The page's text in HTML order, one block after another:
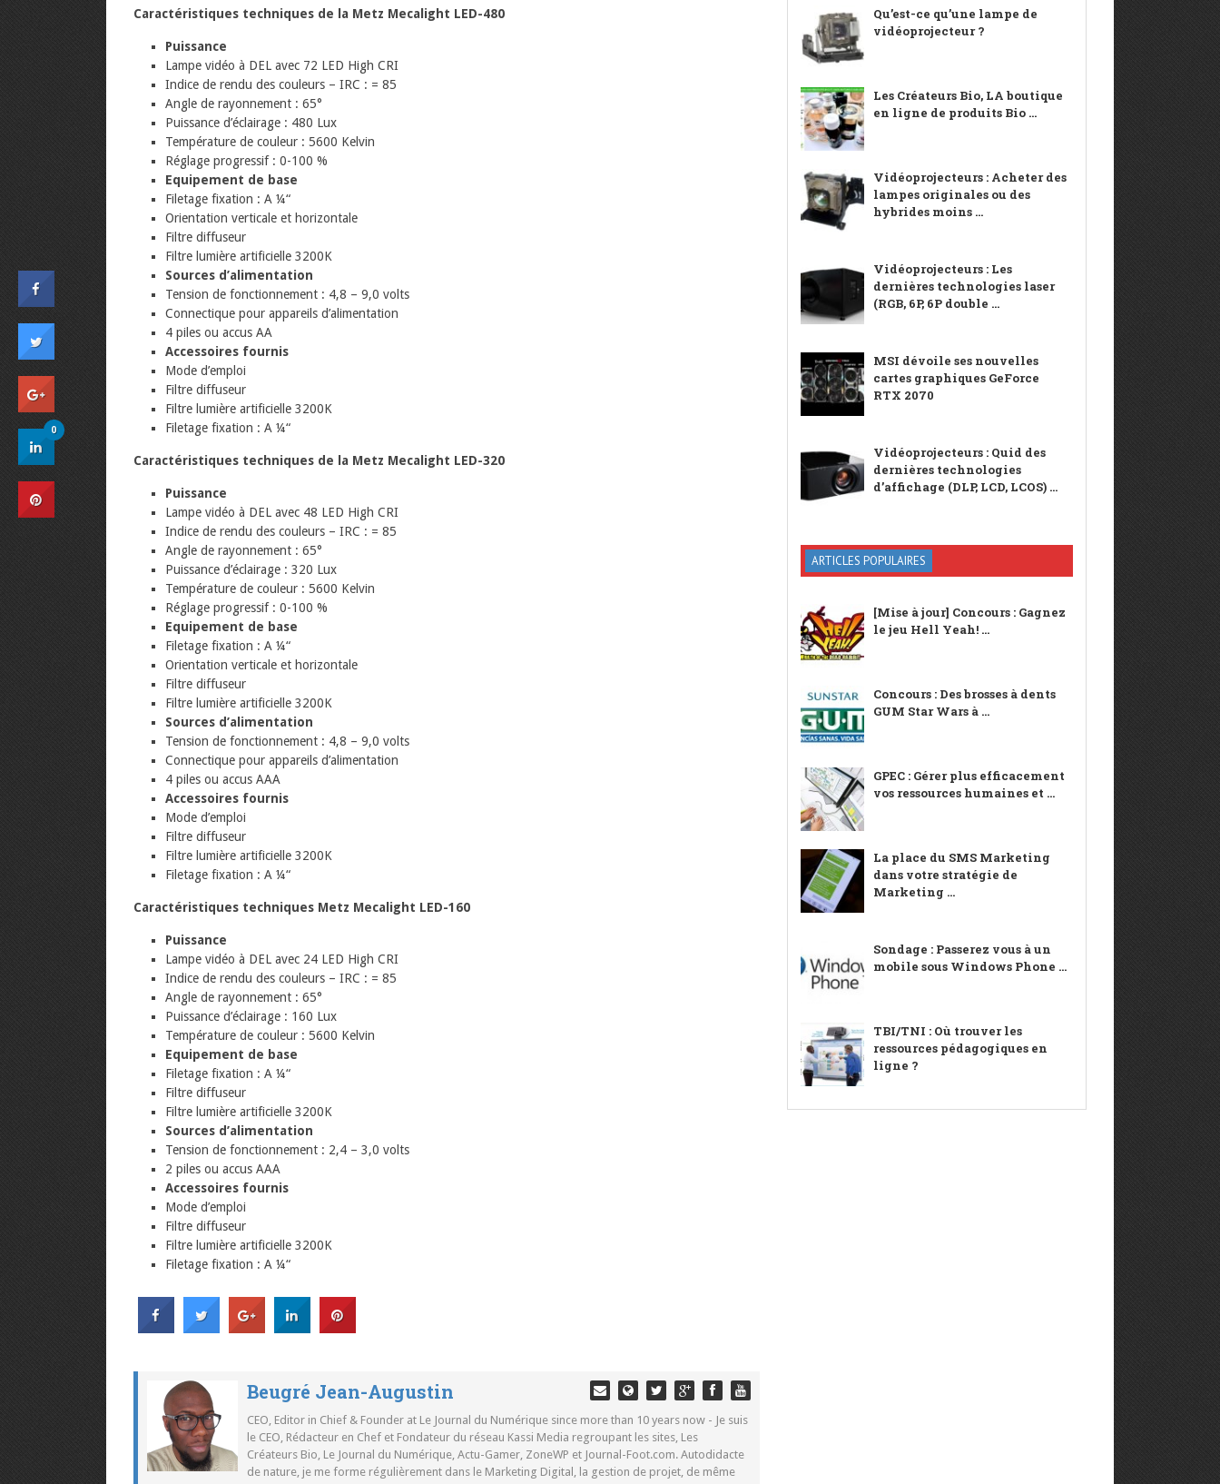
Caractéristiques techniques de la Metz Mecalight LED-480
Puissance
Lampe vidéo à DEL avec 72 LED High CRI
Indice de rendu des couleurs – IRC : = 85
Angle de rayonnement : 65°
Puissance d’éclairage : 480 Lux
Température de couleur : 5600 Kelvin
Réglage progressif : 0-100 %
Equipement de base
Filetage fixation : A ¼“
Orientation verticale et horizontale
Filtre diffuseur
Filtre lumière artificielle 3200K
Sources d’alimentation
Tension de fonctionnement : 4,8 – 9,0 volts
Connectique pour appareils d’alimentation
4 piles ou accus AA
Accessoires fournis
Mode d’emploi
Filtre diffuseur
Filtre lumière artificielle 3200K
Filetage fixation : A ¼“
Caractéristiques techniques de la Metz Mecalight LED-320
Puissance
Lampe vidéo à DEL avec 48 LED High CRI
Indice de rendu des couleurs – IRC : = 85
Angle de rayonnement : 65°
Puissance d’éclairage : 320 Lux
Température de couleur : 5600 Kelvin
Réglage progressif : 0-100 %
Equipement de base
Filetage fixation : A ¼“
Orientation verticale et horizontale
Filtre diffuseur
Filtre lumière artificielle 3200K
Sources d’alimentation
Tension de fonctionnement : 4,8 – 9,0 volts
Connectique pour appareils d’alimentation
4 piles ou accus AAA
Accessoires fournis
Mode d’emploi
Filtre diffuseur
Filtre lumière artificielle 3200K
Filetage fixation : A ¼“
Caractéristiques techniques Metz Mecalight LED-160
Puissance
Lampe vidéo à DEL avec 24 LED High CRI
Indice de rendu des couleurs – IRC : = 85
Angle de rayonnement : 65°
Puissance d’éclairage : 160 Lux
Température de couleur : 5600 Kelvin
Equipement de base
Filetage fixation : A ¼“
Filtre diffuseur
Filtre lumière artificielle 3200K
Sources d’alimentation
Tension de fonctionnement : 2,4 – 3,0 volts
2 piles ou accus AAA
Accessoires fournis
Mode d’emploi
Filtre diffuseur
Filtre lumière artificielle 3200K
Filetage fixation : A ¼“
Beugré Jean-Augustin
CEO, Editor in Chief & Founder at Le Journal du Numérique since more than 10 years now - Je suis
le CEO, Rédacteur en Chef et Fondateur du réseau Kassi Media regroupant les sites, Les
Créateurs Bio, Le Journal du Numérique, Actu-Gamer, ZoneWP et Journal-Foot.com. Autodidacte
de nature, je me forme régulièrement dans le Marketing Digital, la gestion de projet, de même
Qu’est-ce qu’une lampe de
vidéoprojecteur ?
Les Créateurs Bio, LA boutique
en ligne de produits Bio ...
Vidéoprojecteurs : Acheter des
lampes originales ou des
hybrides moins ...
Vidéoprojecteurs : Les
dernières technologies laser
(RGB, 6P, 6P double ...
MSI dévoile ses nouvelles
cartes graphiques GeForce
RTX 2070
Vidéoprojecteurs : Quid des
dernières technologies
d’affichage (DLP, LCD, LCOS) ...
ARTICLES POPULAIRES
[Mise à jour] Concours : Gagnez
le jeu Hell Yeah! ...
Concours : Des brosses à dents
GUM Star Wars à ...
GPEC : Gérer plus efficacement
vos ressources humaines et ...
La place du SMS Marketing
dans votre stratégie de
Marketing ...
Sondage : Passerez vous à un
mobile sous Windows Phone ...
TBI/TNI : Où trouver les
ressources pédagogiques en
ligne ?
0